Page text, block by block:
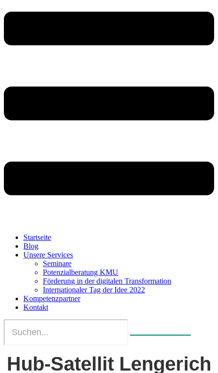
Startseite
Blog
Unsere Services
Seminare
Potenzialberatung KMU
Förderung in der digitalen Transformation
Internationaler Tag der Idee 2022
Kompetenzpartner
Kontakt
Hub-Satellit Lengerich